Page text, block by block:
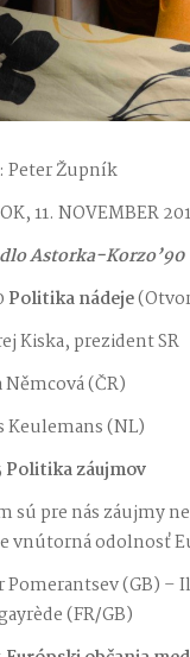
Peter Župník
11. NOVEMBER
Astorka-Korzo’90
Politika nádeje
Kiska, prezident SR
Němcová (ČR)
Keulemans (NL)
Politika záujmov
sú pre nás záujmy
vnútorná odolnosť
Pomerantsev (GB) –
(FR/GB)